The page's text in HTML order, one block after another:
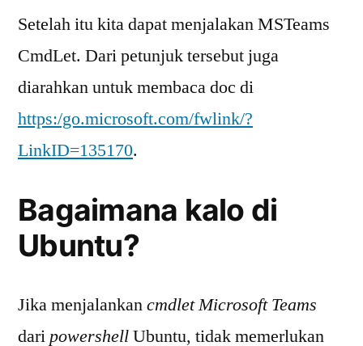
Setelah itu kita dapat menjalakan MSTeams
CmdLet. Dari petunjuk tersebut juga
diarahkan untuk membaca doc di
https:/go.microsoft.com/fwlink/?
LinkID=135170.
Bagaimana kalo di
Ubuntu?
Jika menjalankancmdlet Microsoft Teams
daripowershellUbuntu, tidak memerlukan